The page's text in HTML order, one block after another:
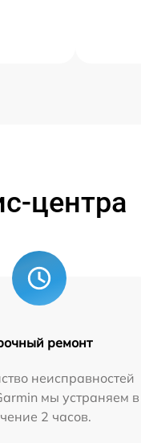
центра
ремонт
неисправностей
мы устраняем в
2 часов.